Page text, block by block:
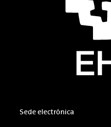
Sede electrónica